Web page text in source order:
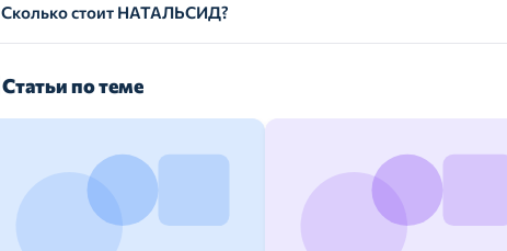
Сколько стоит НАТАЛЬСИД?
Статьи по теме